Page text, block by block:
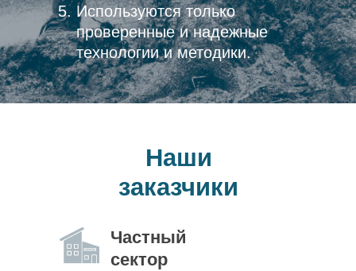
Используются только
проверенные и надежные
технологии и методики.
Наши
заказчики
Частный
сектор